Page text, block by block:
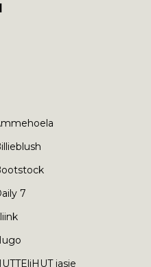
7
jasje